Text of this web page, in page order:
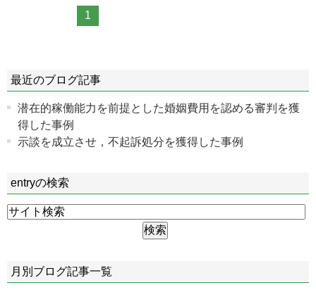
1
最近のブログ記事
潜在的稼働能力を前提とした婚姻費用を認める審判を獲
得した事例
示談を成立させ，不起訴処分を獲得した事例
entryの検索
月別ブログ記事一覧